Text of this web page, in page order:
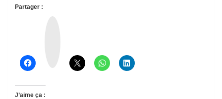
Partager :
J’aime ça :